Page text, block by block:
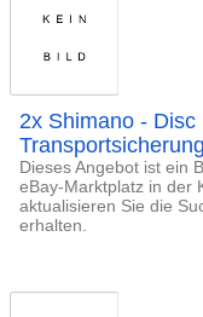
2x Shimano -
Dieses Angebot ist ein
eBay-Marktplatz in der
aktualisieren Sie die
erhalten.